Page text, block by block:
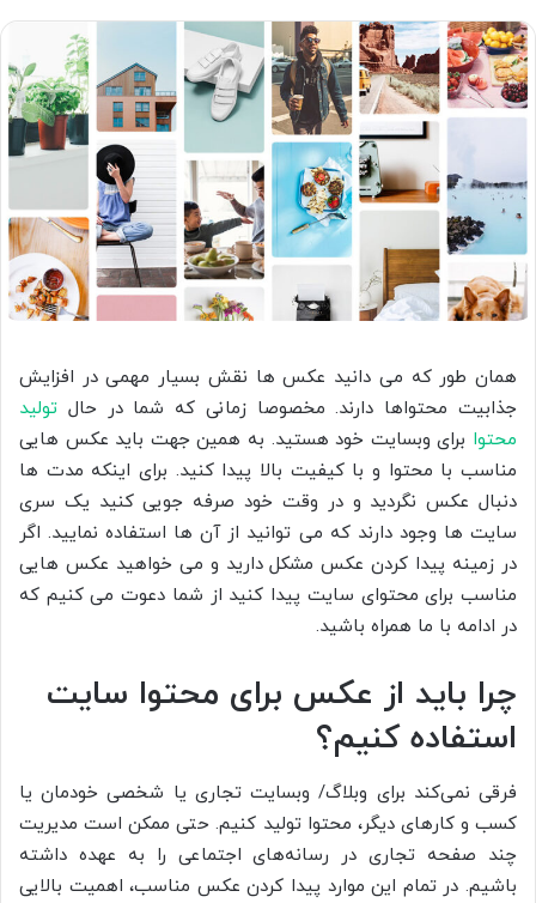
همان طور که می دانید عکس ها نقش بسیار مهمی در افزایش
جذابیت محتواها دارند. مخصوصا زمانی که شما در حال تولید
محتوا برای وبسایت خود هستید. به همین جهت باید عکس هایی
مناسب با محتوا و با کیفیت بالا پیدا کنید. برای اینکه مدت ها
دنبال عکس نگردید و در وقت خود صرفه جویی کنید یک سری
سایت ها وجود دارند که می توانید از آن ها استفاده نمایید. اگر
در زمینه پیدا کردن عکس مشکل دارید و می خواهید عکس هایی
مناسب برای محتوای سایت پیدا کنید از شما دعوت می کنیم که
در ادامه با ما همراه باشید.
چرا باید از عکس برای محتوا سایت
استفاده کنیم؟
فرقی نمی‌کند برای وبلاگ/ وبسایت تجاری یا شخصی خودمان یا
کسب و کار‌های دیگر، محتوا تولید کنیم. حتی ممکن است مدیریت
چند صفحه تجاری در رسانه‌های اجتماعی را به عهده داشته
باشیم. در تمام این موارد پیدا کردن عکس مناسب، اهمیت بالایی